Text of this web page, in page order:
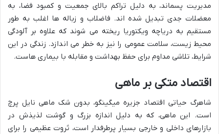
مدیریت پسماند، به دلیل تراکم بالای جمعیت و کمبود فضا، به
معضلات جدی تبدیل شده اند. فاضلاب و زباله ها اغلب به طور
مستقیم به دریاچه ویکتوریا ریخته می شوند که علاوه بر آلودگی
محیط زیست، سلامت عمومی را نیز به خطر می اندازد. زندگی در این
شرایط، تلاشی مداوم برای حفظ بهداشت و مقابله با بیماری هاست.
اقتصاد متکی بر ماهی
شاهرگ حیاتی اقتصاد جزیره میگینگو، بدون شک ماهی نایل پرچ
است. این ماهی، که به دلیل اندازه بزرگ و گوشت لذیذش در
بازارهای داخلی و خارجی بسیار پرطرفدار است، ثروت عظیمی را برای